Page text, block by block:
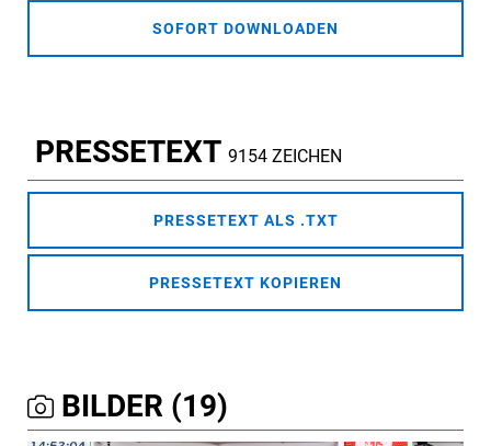
SOFORT DOWNLOADEN
PRESSETEXT 9154 ZEICHEN
PRESSETEXT ALS .TXT
PRESSETEXT KOPIEREN
BILDER (19)